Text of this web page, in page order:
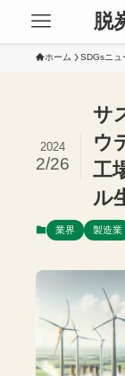
脱
ホーム SDGsニュ
サ
ウ
工
ル
2024
2/26
業界 製造業